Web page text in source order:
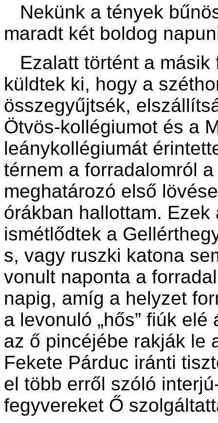
Nekünk a tények
maradt két boldog
Ezalatt történt a másik
küldtek ki, hogy a
összegyűjtsék,
Ötvös-kollégiumot és a
leánykollégiumát
térnem a forradalomról
meghatározó első
órákban hallottam.
ismétlődtek a
s, vagy ruszki katona
vonult naponta a
napig, amíg a helyzet
a levonuló „hős” fiúk
az ő pincéjébe rakják le
Fekete Párduc iránti
el több erről szóló
fegyvereket Ő